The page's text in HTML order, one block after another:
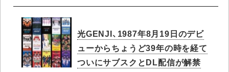
光GENJI、1987年8月19日のデビ
ューからちょうど39年の時を経て
ついにサブスクとDL配信が解禁